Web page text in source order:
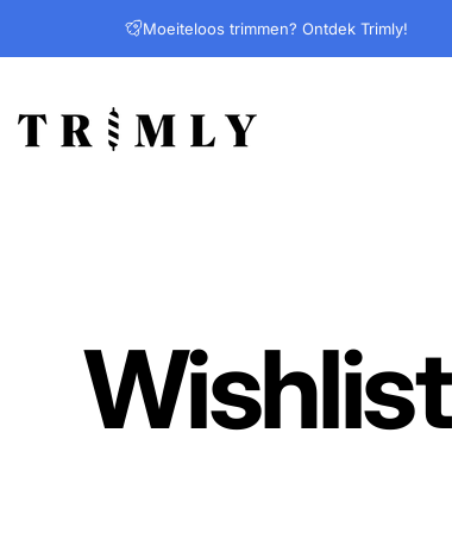
Moeiteloos trimmen? Ontdek Trimly!
Wishlist